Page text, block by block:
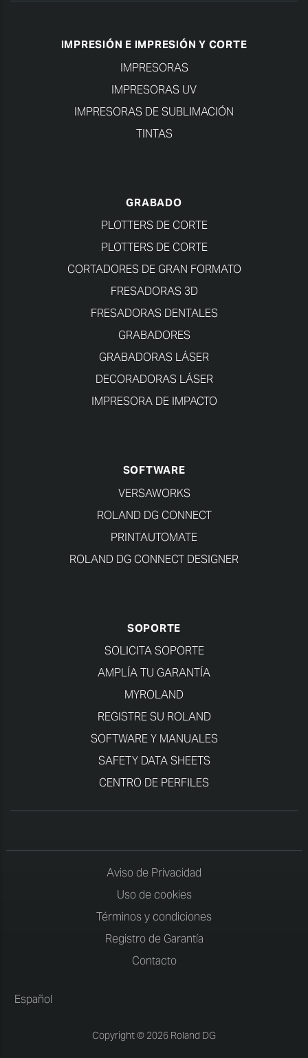
IMPRESIÓN E IMPRESIÓN Y CORTE
IMPRESORAS
IMPRESORAS UV
IMPRESORAS DE SUBLIMACIÓN
TINTAS
GRABADO
PLOTTERS DE CORTE
PLOTTERS DE CORTE
CORTADORES DE GRAN FORMATO
FRESADORAS 3D
FRESADORAS DENTALES
GRABADORES
GRABADORAS LÁSER
DECORADORAS LÁSER
IMPRESORA DE IMPACTO
SOFTWARE
VERSAWORKS
ROLAND DG CONNECT
PRINTAUTOMATE
ROLAND DG CONNECT DESIGNER
SOPORTE
SOLICITA SOPORTE
AMPLÍA TU GARANTÍA
MYROLAND
REGISTRE SU ROLAND
SOFTWARE Y MANUALES
SAFETY DATA SHEETS
CENTRO DE PERFILES
Aviso de Privacidad
Uso de cookies
Términos y condiciones
Registro de Garantía
Contacto
Español
Copyright © 2026 Roland DG